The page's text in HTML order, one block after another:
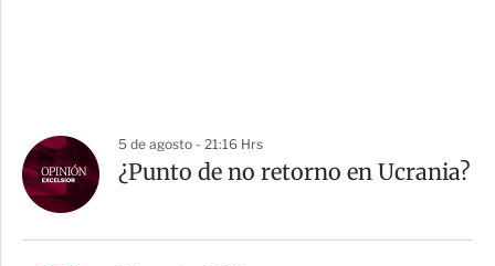
5 de agosto - 21:16 Hrs
¿Punto de no retorno en Ucrania?